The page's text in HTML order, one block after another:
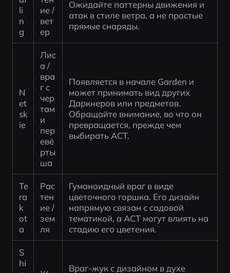
li
n
g
ие /
вет
ер
Ожидайте паттерны движения и
атак в стиле ветра, а не простые
прямые снаряды.
N
et
sk
ie
Лис
а /
вра
г с
чер
там
и
пер
евё
рты
ша
Появляется в начале Garden и
может принимать вид других
Даркнеров или предметов.
Обращайте внимание, во что он
превращается, прежде чем
выбирать ACT.
Te
ra
k
ot
a
Рас
тен
ие /
зем
ля
Гуманоидный враг в виде
цветочного горшка. Его дизайн
напрямую связан с садовой
тематикой, а ACT могут влиять на
стадию его цветения.
S
hi
Враг-жук с дизайном в духе